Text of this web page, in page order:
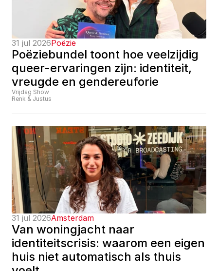
31 jul 2026Poëzie
Poëziebundel toont hoe veelzijdig
queer-ervaringen zijn: identiteit,
vreugde en gendereuforie
Vrijdag Show
Renk & Justus
31 jul 2026Amsterdam
Van woningjacht naar
identiteitscrisis: waarom een eigen
huis niet automatisch als thuis